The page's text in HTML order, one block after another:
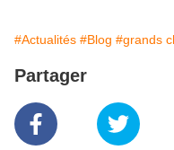
#Actualités #Blog #grands
Partager